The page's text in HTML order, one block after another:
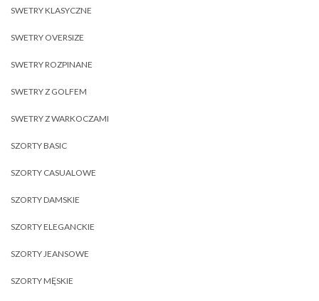
SWETRY KLASYCZNE
SWETRY OVERSIZE
SWETRY ROZPINANE
SWETRY Z GOLFEM
SWETRY Z WARKOCZAMI
SZORTY BASIC
SZORTY CASUALOWE
SZORTY DAMSKIE
SZORTY ELEGANCKIE
SZORTY JEANSOWE
SZORTY MĘSKIE